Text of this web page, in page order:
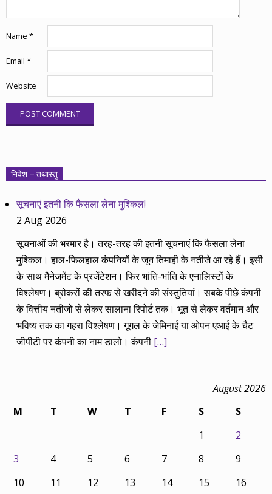
Name *
Email *
Website
निवेश – तथास्तु
सूचनाएं इतनी कि फैसला लेना मुश्किल!
2 Aug 2026
सूचनाओं की भरमार है। तरह-तरह की इतनी सूचनाएं कि फैसला लेना
मुश्किल। हाल-फिलहाल कंपनियों के जून तिमाही के नतीजे आ रहे हैं। इसी
के साथ मैनेजमेंट के प्रजेंटेशन। फिर भांति-भांति के एनालिस्टों के
विश्लेषण। ब्रोकरों की तरफ से खरीदने की संस्तुतियां। सबके पीछे कंपनी
के वित्तीय नतीजों से लेकर सालाना रिपोर्ट तक। भूत से लेकर वर्तमान और
भविष्य तक का गहरा विश्लेषण। गूगल के जेमिनाई या ओपन एआई के चैट
जीपीटी पर कंपनी का नाम डालो। कंपनी […]
August 2026
M
T W T F S
S
1
2
3
4 5 6 7 8
9
10
11 12 13 14 15 16